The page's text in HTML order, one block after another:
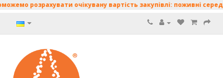
очікувану вартість закупівлі: поживні